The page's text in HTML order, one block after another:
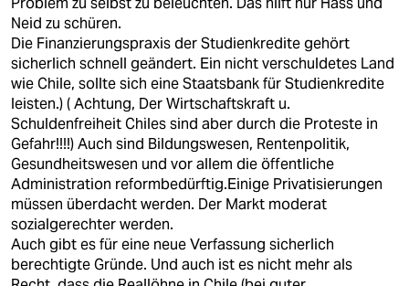
Neid zu schüren.
Die Finanzierungspraxis der Studienkredite gehört
sicherlich schnell geändert. Ein nicht verschuldetes Land
wie Chile, sollte sich eine Staatsbank für Studienkredite
leisten.) ( Achtung, Der Wirtschaftskraft u.
Schuldenfreiheit Chiles sind aber durch die Proteste in
Gefahr!!!!) Auch sind Bildungswesen, Rentenpolitik,
Gesundheitswesen und vor allem die öffentliche
Administration reformbedürftig.Einige Privatisierungen
müssen überdacht werden. Der Markt moderat
sozialgerechter werden.
Auch gibt es für eine neue Verfassung sicherlich
berechtigte Gründe. Und auch ist es nicht mehr als